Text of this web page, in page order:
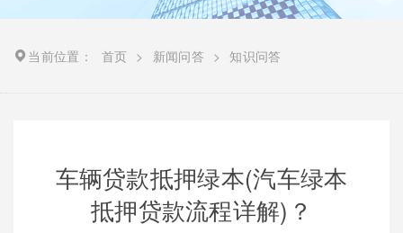
当前位置： 首页 > 新闻问答 > 知识问答
车辆贷款抵押绿本(汽车绿本
抵押贷款流程详解)？